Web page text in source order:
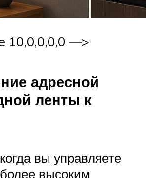
10,0,0,0,0 —>
адресной
ленты к
вы управляете
высоким